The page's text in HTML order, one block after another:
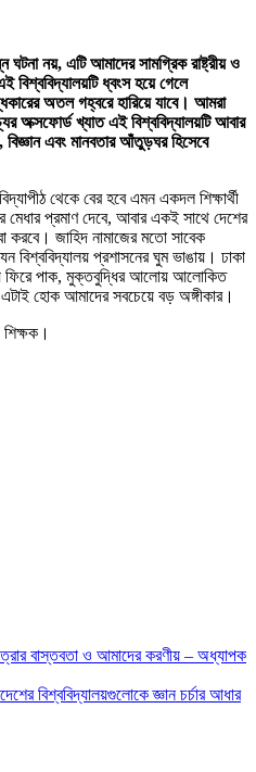
ঘটনা নয়, এটি আমাদের সামগ্রিক রাষ্ট্রীয় ও
বিশ্ববিদ্যালয়টি ধ্বংস হয়ে গেলে
অতল গহ্বরে হারিয়ে যাবে। আমরা
অক্সফোর্ড খ্যাত এই বিশ্ববিদ্যালয়টি আবার
এবং মানবতার আঁতুড়ঘর হিসেবে
থেকে বের হবে এমন একদল শিক্ষার্থী
মেধার প্রমাণ দেবে, আবার একই সাথে দেশের
করবে। জাহিদ নামাজের মতো সাবেক
বিশ্ববিদ্যালয় প্রশাসনের ঘুম ভাঙায়। ঢাকা
ফিরে পাক, মুক্তবুদ্ধির আলোয় আলোকিত
হোক আমাদের সবচেয়ে বড় অঙ্গীকার।
শিক্ষক।
বাস্তবতা ও আমাদের করণীয় – অধ্যাপক
বিশ্ববিদ্যালয়গুলোকে জ্ঞান চর্চার আধার